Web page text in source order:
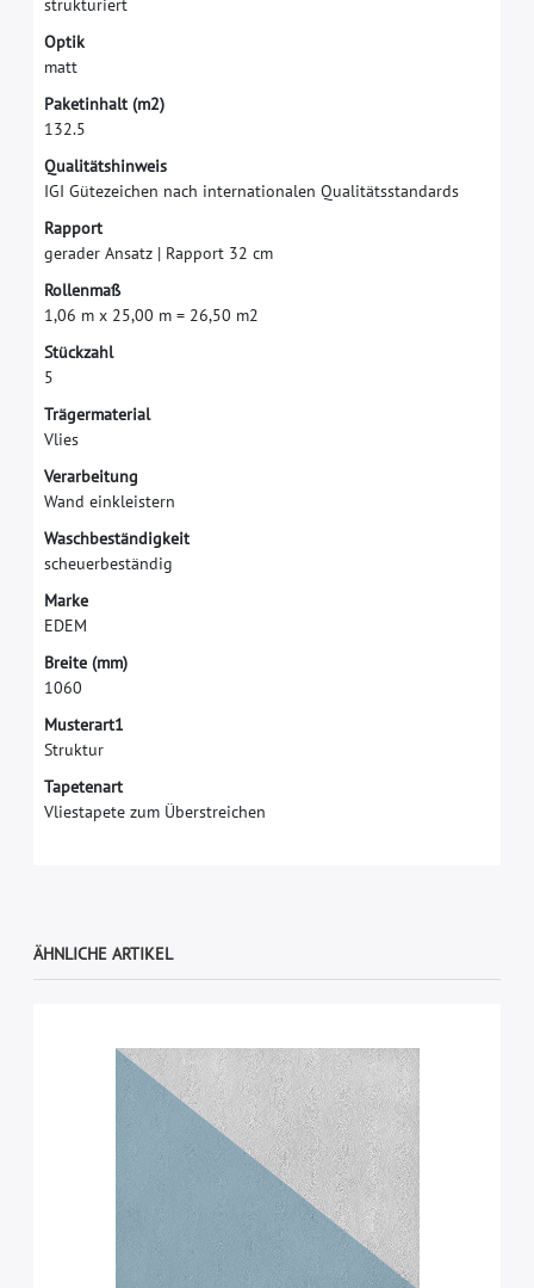
strukturiert
Optik
matt
Paketinhalt (m2)
132.5
Qualitätshinweis
IGI Gütezeichen nach internationalen Qualitätsstandards
Rapport
gerader Ansatz | Rapport 32 cm
Rollenmaß
1,06 m x 25,00 m = 26,50 m2
Stückzahl
5
Trägermaterial
Vlies
Verarbeitung
Wand einkleistern
Waschbeständigkeit
scheuerbeständig
Marke
EDEM
Breite (mm)
1060
Musterart1
Struktur
Tapetenart
Vliestapete zum Überstreichen
ÄHNLICHE ARTIKEL